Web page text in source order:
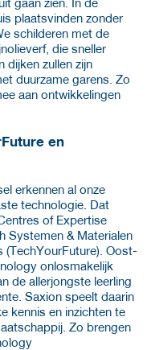
plaatsvinden zonder
schilderen met de
die sneller
dijken zullen zijn
duurzame garens. Zo
aan ontwikkelingen
en
erkennen al onze
technologie. Dat
of Expertise
Systemen & Materialen
(TechYourFuture). Oost-
onlosmakelijk
de allerjongste leerling
Saxion speelt daarin
kennis en inzichten te
Zo brengen